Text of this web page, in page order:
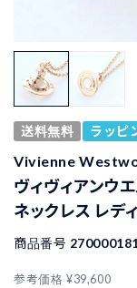
送料無料 ラッピ
Vivienne
ヴィヴィアンウ
ネックレス レデ
商品番号
参考価格 ¥39,600